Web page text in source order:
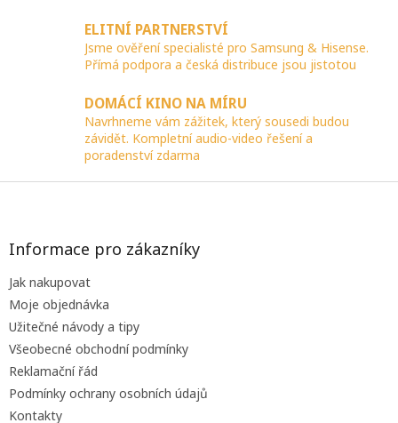
ELITNÍ PARTNERSTVÍ
Jsme ověření specialisté pro Samsung & Hisense.
Přímá podpora a česká distribuce jsou jistotou
DOMÁCÍ KINO NA MÍRU
Navrhneme vám zážitek, který sousedi budou
závidět. Kompletní audio-video řešení a
poradenství zdarma
Z
Informace pro zákazníky
Jak nakupovat
Moje objednávka
Užitečné návody a tipy
Všeobecné obchodní podmínky
Reklamační řád
Podmínky ochrany osobních údajů
Kontakty